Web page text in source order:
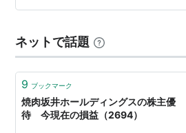
ス【2694】株主優待内容 権利確
ネットで話題
9 ブックマーク
焼肉坂井ホールディングスの株主優
待 今現在の損益（2694）